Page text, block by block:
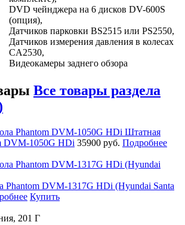
DVD чейнджера на 6 дисков DV-600S
(опция),
Датчиков парковки BS2515 или PS2550,
Датчиков измерения давления в колесах
CA2530,
Видеокамеры заднего обзора
Все товары раздела
Штатная
DVM-1050G HDi 35900 руб. Подробнее
Phantom DVM-1317G HDi (Hyundai Santa
Купить
201 Г